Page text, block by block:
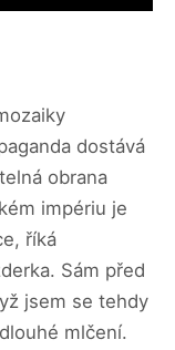
dostává
obrana
impériu je
říká
Sám před
jsem se tehdy
mlčení.